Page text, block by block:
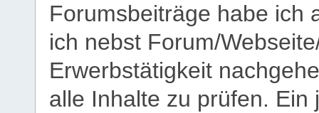
Forumsbeiträge habe ich
ich nebst Forum/
Erwerbstätigkeit
alle Inhalte zu prüfen.